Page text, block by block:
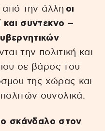
από την άλλη οι
και συντεκνο –
την πολιτική και
σε βάρος του
της χώρας και
συνολικά.
σκάνδαλο στον